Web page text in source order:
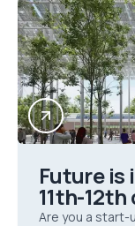
Future is
11th-
Are you a start-